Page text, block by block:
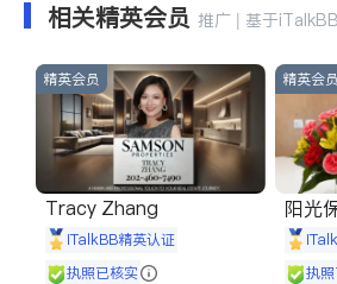
相关精英会员 推广 | 基于
精英会员
Tracy Zhang
iTalkBB精英认证
执照已核实
精英会员
阳光
shine
执